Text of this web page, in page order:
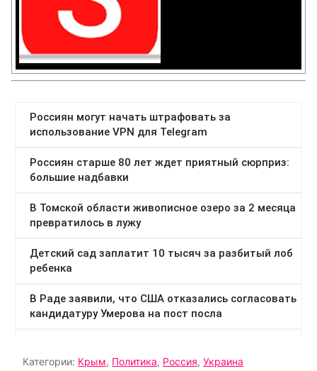
Категории: Крым, Политика, Россия, Украина